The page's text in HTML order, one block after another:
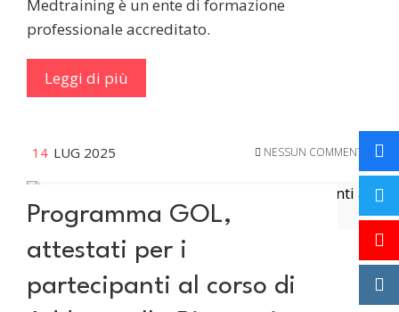
Medtraining è un ente di formazione
professionale accreditato.
Leggi di più
14 LUG 2025 NESSUN COMMENTO
Programma GOL,
attestati per i
partecipanti al corso di